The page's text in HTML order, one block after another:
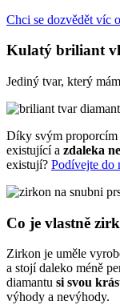
Chci se dozvědět víc
Kulatý briliant
Jediný tvar, který
Díky svým proporcím
existující a zdaleka
existují? Podívejte do
Co je vlastně
Zirkon je uměle
a stojí daleko méně
diamantu si svou
výhody a nevýhody.